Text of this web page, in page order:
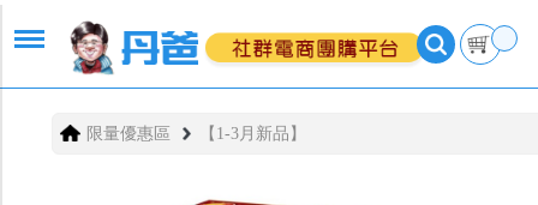
限量優惠區 【1-3月新品】